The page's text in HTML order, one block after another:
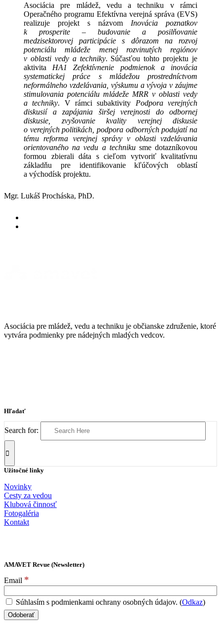
Asociácia pre mládež, vedu a techniku v rámci
Operačného programu Efektívna verejná správa (EVS)
realizuje projekt s názvom Inovácia poznatkov
k prosperite – budovanie a posilňovanie
medzisektorovej participácie s dôrazom na rozvoj
potenciálu mládeže menej rozvinutých regiónov
v oblasti vedy a techniky. Súčasťou tohto projektu je
aktivita HA1 Zefektívnenie podmienok a inovácia
systematickej práce s mládežou prostredníctvom
neformálneho vzdelávania, výskumu a vývoja v záujme
stimulovania potenciálu mládeže MRR v oblasti vedy
a techniky. V rámci subaktivity Podpora verejných
diskusií a zapájania širšej verejnosti do odbornej
diskusie, zvyšovanie kvality verejnej diskusie
o verejných politikách, podpora odborných podujatí na
tému reforma verejnej správy v oblasti vzdelávania
orientovaného na vedu a technikusme dotazníkovou
formou zbierali dáta s cieľom vytvoriť kvalitatívnu
základňu pre identifikovanie kľúčových oblastí
a východísk projektu.
Mgr. Lukáš Procháska, PhD.
Asociácia pre mládež, vedu a techniku je občianske združenie, ktoré
vytvára podmienky pre nádejných mladých vedcov.
Hľadať
Search for:
Užitočné linky
Novinky
Cesty za vedou
Klubová činnosť
Fotogaléria
Kontakt
AMAVET Revue (Newsletter)
Email *
Súhlasím s podmienkami ochrany osobných údajov. (Odkaz)